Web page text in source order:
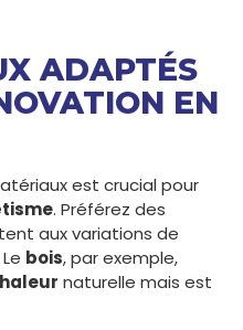
ADAPTÉS
EN
est crucial pour
. Préférez des
aux variations de
bois, par exemple,
naturelle mais est